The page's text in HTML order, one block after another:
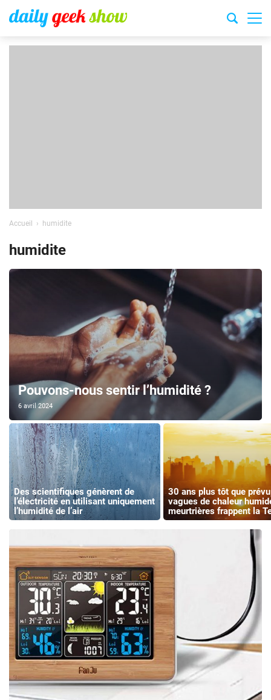
Accueil humidite
humidite
Pouvons-nous sentir l’humidité ?
6 avril 2024
Des scientifiques génèrent de
l’électricité en utilisant uniquement
l’humidité de l’air
30 ans plus tôt que
vagues de chaleur
meurtrières frappent la